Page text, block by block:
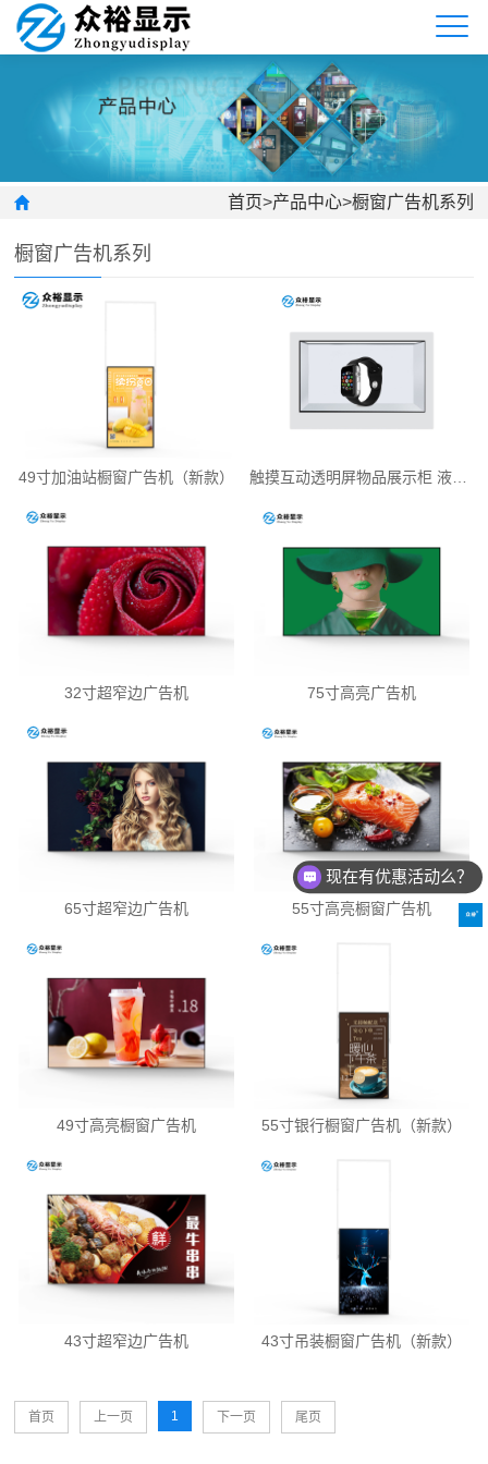
首页>产品中心>橱窗广告机系列
橱窗广告机系列
49寸加油站橱窗广告机（新款） 触摸互动透明屏物品展示柜 液晶橱窗触控广告机透明展示屏
32寸超窄边广告机 75寸高亮广告机
65寸超窄边广告机 55寸高亮橱窗广告机
49寸高亮橱窗广告机 55寸银行橱窗广告机（新款）
43寸超窄边广告机 43寸吊装橱窗广告机（新款）
首页 上一页 1 下一页 尾页
现在有优惠活动么？
可以产品定制吗